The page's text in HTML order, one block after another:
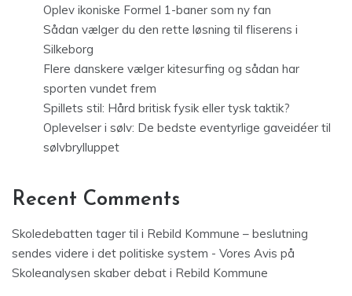
Oplev ikoniske Formel 1-baner som ny fan
Sådan vælger du den rette løsning til fliserens i
Silkeborg
Flere danskere vælger kitesurfing og sådan har
sporten vundet frem
Spillets stil: Hård britisk fysik eller tysk taktik?
Oplevelser i sølv: De bedste eventyrlige gaveidéer til
sølvbrylluppet
Recent Comments
Skoledebatten tager til i Rebild Kommune – beslutning
sendes videre i det politiske system - Vores Avis på
Skoleanalysen skaber debat i Rebild Kommune